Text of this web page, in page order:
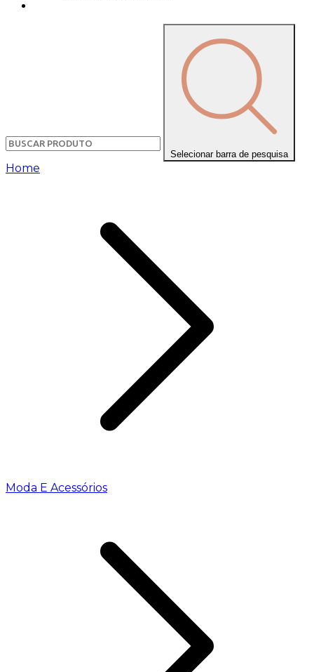
Selecionar barra de pesquisa
Home
Moda E Acessórios